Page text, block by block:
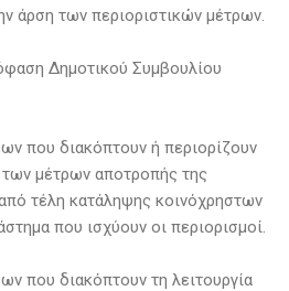
άρση των περιοριστικών μέτρων.
Δημοτικού Συμβουλίου
που διακόπτουν ή περιορίζουν
μέτρων αποτροπής της
τέλη κατάληψης κοινόχρηστων
που ισχύουν οι περιορισμοί.
που διακόπτουν τη λειτουργία